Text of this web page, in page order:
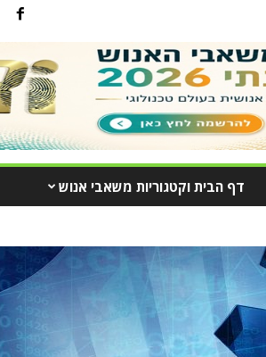
דף הבית וקטגוריות משאבי אנוש